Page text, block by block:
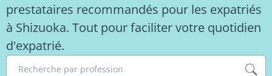
prestataires recommandés pour les expatriés
à Shizuoka. Tout pour faciliter votre quotidien
d'expatrié.
Recherche par profession